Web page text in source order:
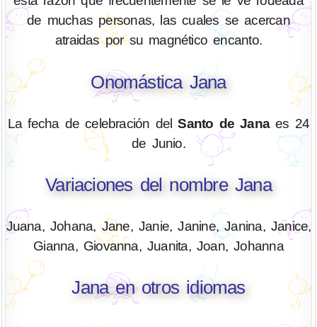
de muchas personas, las cuales se acercan
atraidas por su magnético encanto.
Onomástica Jana
La fecha de celebración delSanto de Janaes 24
de Junio.
Variaciones del nombre Jana
Juana, Johana, Jane, Janie, Janine, Janina, Janice,
Gianna, Giovanna, Juanita, Joan, Johanna
Jana en otros idiomas